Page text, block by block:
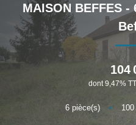
NOTRE
MAISON BEFFES
104
dont 9,47%
6 pièce(s) • 100